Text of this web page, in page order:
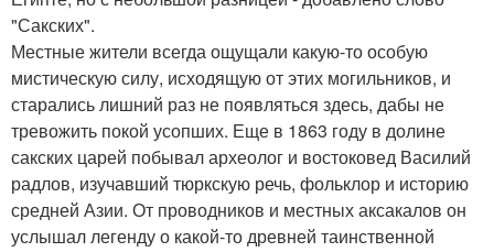
"Сакских".
Местные жители всегда ощущали какую-то особую
мистическую силу, исходящую от этих могильников, и
старались лишний раз не появляться здесь, дабы не
тревожить покой усопших. Еще в 1863 году в долине
сакских царей побывал археолог и востоковед Василий
радлов, изучавший тюркскую речь, фольклор и историю
средней Азии. От проводников и местных аксакалов он
услышал легенду о какой-то древней таинственной